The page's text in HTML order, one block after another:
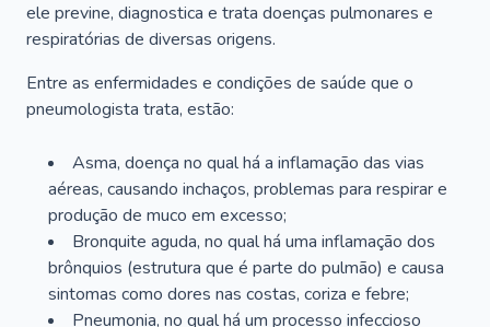
ele previne, diagnostica e trata doenças pulmonares e
respiratórias de diversas origens.
Entre as enfermidades e condições de saúde que o
pneumologista trata, estão:
Asma, doença no qual há a inflamação das vias
aéreas, causando inchaços, problemas para respirar e
produção de muco em excesso;
Bronquite aguda, no qual há uma inflamação dos
brônquios (estrutura que é parte do pulmão) e causa
sintomas como dores nas costas, coriza e febre;
Pneumonia, no qual há um processo infeccioso